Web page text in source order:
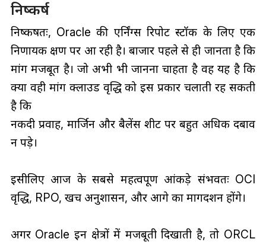
निष्कर्ष
निष्कर्षतः, Oracle की एर्निंग्स रिपोर्ट स्टॉक के लिए एक
निर्णायक क्षण पर आ रही है। बाजार पहले से ही जानता है कि
मांग मजबूत है। जो अभी भी जानना चाहता है वह यह है कि
क्या वही मांग क्लाउड वृद्धि को इस प्रकार चलाती रह सकती
है कि
नकदी प्रवाह, मार्जिन और बैलेंस शीट पर बहुत अधिक दबाव
न पड़े।
इसीलिए आज के सबसे महत्वपूर्ण आंकड़े संभवतः OCI
वृद्धि, RPO, खर्च अनुशासन, और आगे का मार्गदर्शन होंगे।
अगर Oracle इन क्षेत्रों में मजबूती दिखाती है, तो ORCL